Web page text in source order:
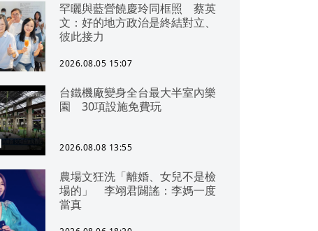
罕曬與藍營饒慶玲同框照 蔡英
文：好的地方政治是終結對立、
彼此接力
2026.08.05 15:07
台鐵機廠變身全台最大半室內樂
園 30項設施免費玩
2026.08.08 13:55
農場文狂洗「離婚、女兒不是檢
場的」 李翊君闢謠：李媽一度
當真